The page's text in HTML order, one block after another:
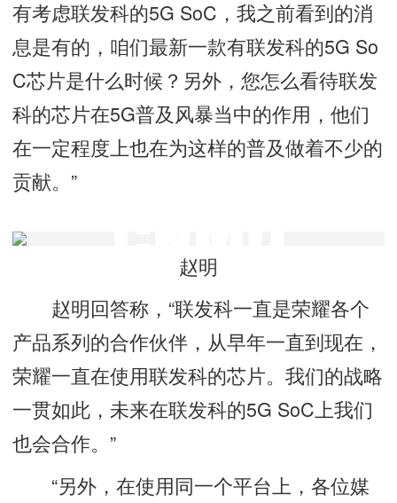
有考虑联发科的5G SoC，我之前看到的消
息是有的，咱们最新一款有联发科的5G So
C芯片是什么时候？另外，您怎么看待联发
科的芯片在5G普及风暴当中的作用，他们
在一定程度上也在为这样的普及做着不少的
贡献。”
赵明
赵明回答称，“联发科一直是荣耀各个
产品系列的合作伙伴，从早年一直到现在，
荣耀一直在使用联发科的芯片。我们的战略
一贯如此，未来在联发科的5G SoC上我们
也会合作。”
“另外，在使用同一个平台上，各位媒